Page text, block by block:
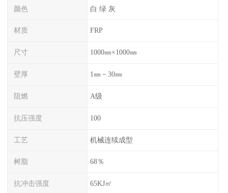
颜色 白 绿 灰
材质 FRP
尺寸 1000㎜×1000㎜
壁厚 1㎜－30㎜
阻燃 A级
抗压强度 100
工艺 机械连续成型
树脂 68％
抗冲击强度 65KJ㎡